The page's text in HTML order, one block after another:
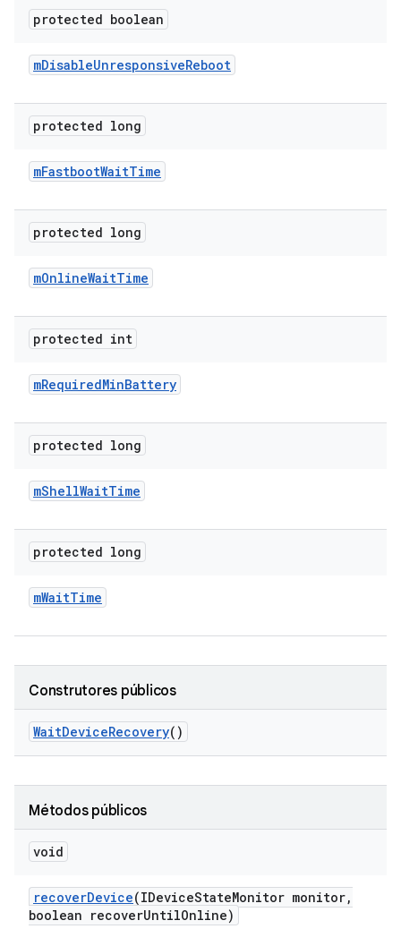
protected boolean
mDisableUnresponsiveReboot
protected long
mFastbootWaitTime
protected long
mOnlineWaitTime
protected int
mRequiredMinBattery
protected long
mShellWaitTime
protected long
mWaitTime
Construtores públicos
WaitDeviceRecovery()
Métodos públicos
void
recoverDevice(IDeviceStateMonitor monitor,
boolean recoverUntilOnline)